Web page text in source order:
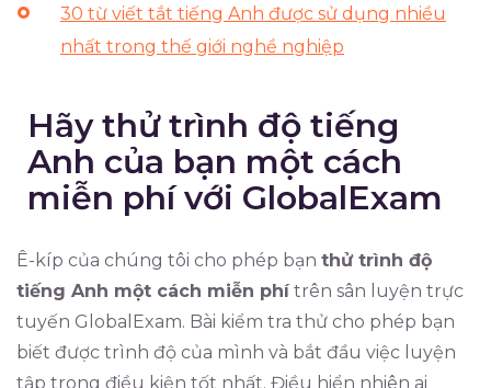
30 từ viết tắt tiếng Anh được sử dụng nhiều
nhất trong thế giới nghề nghiệp
Hãy thử trình độ tiếng
Anh của bạn một cách
miễn phí với GlobalExam
Ê-kíp của chúng tôi cho phép bạn thử trình độ
tiếng Anh một cách miễn phítrên sân luyện trực
tuyến GlobalExam. Bài kiểm tra thử cho phép bạn
biết được trình độ của mình và bắt đầu việc luyện
tập trong điều kiện tốt nhất. Điều hiển nhiên ai